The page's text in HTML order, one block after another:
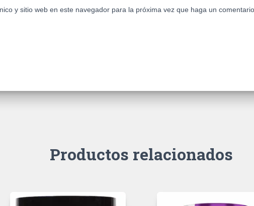
y sitio web en este navegador para la próxima vez que haga un
Productos relacionados